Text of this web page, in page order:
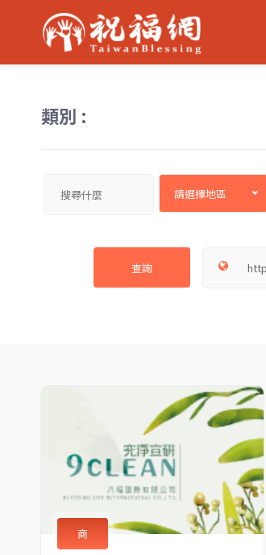
類別 :
請選擇地區
查詢
商